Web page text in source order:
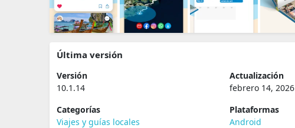
Última versión
Versión
10.1.14
Actualización
febrero 14, 2026
Categorías
Viajes y guías locales
Plataformas
Android